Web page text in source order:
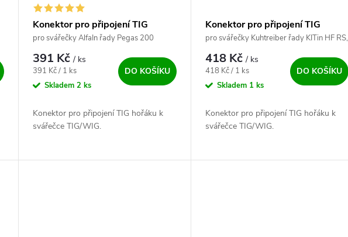
Konektor pro připojení TIG
hořáku (9-pin)
pro svářečky AlfaIn řady Pegas 200
391 Kč/ ks
Měrná cena:
391 Kč / 1 ks
Skladem2 ks
DO KOŠÍKU
Konektor pro připojení TIG hořáku k
svářečce TIG/WIG.
Konektor pro připojení TIG
hořáku (5-pin)
pro svářečky Kuhtreiber řady KITin HF RS,
třífázové KITin 220-320 a Fénix AC/DC
418 Kč/ ks
Měrná cena:
418 Kč / 1 ks
Skladem 1 ks
DO KOŠÍKU
Konektor pro připojení TIG hořáku k
svářečce TIG/WIG.